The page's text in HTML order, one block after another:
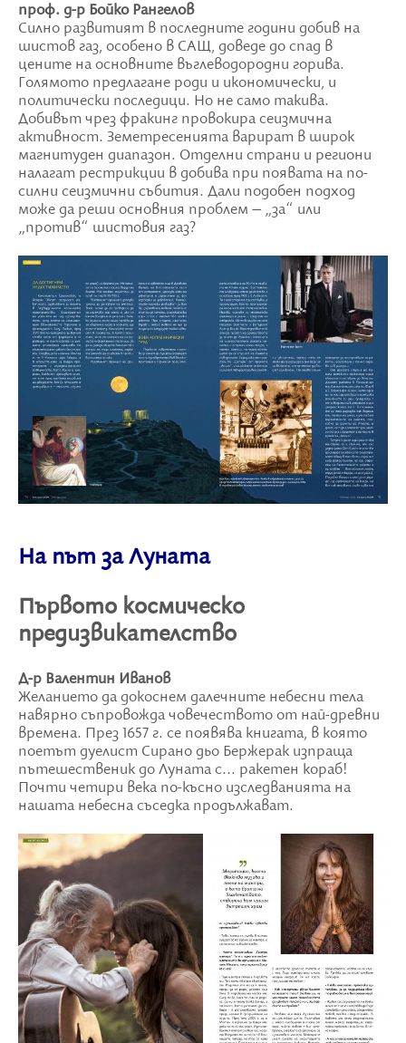
проф. д-р Бойко Рангелов
Силно развитият в последните години добив на
шистов газ, особено в САЩ, доведе до спад в
цените на основните въглеводородни горива.
Голямото предлагане роди и икономически, и
политически последици. Но не само такива.
Добивът чрез фракинг провокира сеизмична
активност. Земетресенията варират в широк
магнитуден диапазон. Отделни страни и региони
налагат рестрикции в добива при появата на по-
силни сеизмични събития. Дали подобен подход
може да реши основния проблем – „за“ или
„против“ шистовия газ?
На път за Луната
Първото космическо
предизвикателство
Д-р Валентин Иванов
Желанието да докоснем далечните небесни тела
навярно съпровожда човечеството от най-древни
времена. През 1657 г. се появява книгата, в която
поетът дуелист Сирано дьо Бержерак изпраща
пътешественик до Луната с... ракетен кораб!
Почти четири века по-късно изследванията на
нашата небесна съседка продължават.